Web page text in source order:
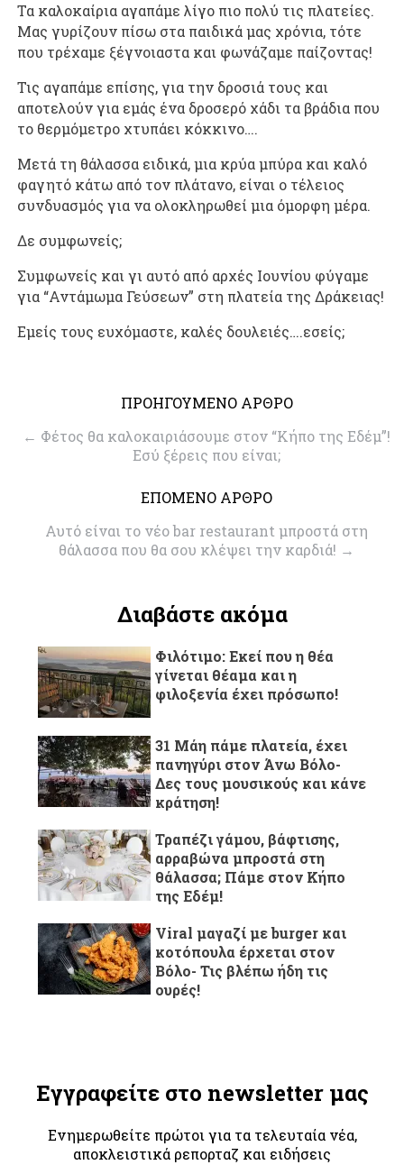
Τα καλοκαίρια αγαπάμε λίγο πιο πολύ τις πλατείες.
Μας γυρίζουν πίσω στα παιδικά μας χρόνια, τότε
που τρέχαμε ξέγνοιαστα και φωνάζαμε παίζοντας!
Τις αγαπάμε επίσης, για την δροσιά τους και
αποτελούν για εμάς ένα δροσερό χάδι τα βράδια που
το θερμόμετρο χτυπάει κόκκινο….
Μετά τη θάλασσα ειδικά, μια κρύα μπύρα και καλό
φαγητό κάτω από τον πλάτανο, είναι ο τέλειος
συνδυασμός για να ολοκληρωθεί μια όμορφη μέρα.
Δε συμφωνείς;
Συμφωνείς και γι αυτό από αρχές Ιουνίου φύγαμε
για “Αντάμωμα Γεύσεων” στη πλατεία της Δράκειας!
Εμείς τους ευχόμαστε, καλές δουλειές….εσείς;
ΠΡΟΗΓΟΥΜΕΝΟ ΑΡΘΡΟ
← Φέτος θα καλοκαιριάσουμε στον “Κήπο της Εδέμ”!
Eσύ ξέρεις που είναι;
ΕΠΟΜΕΝΟ ΑΡΘΡΟ
Αυτό είναι το νέο bar restaurant μπροστά στη
θάλασσα που θα σου κλέψει την καρδιά! →
Διαβάστε ακόμα
Φιλότιμο: Εκεί που η θέα
γίνεται θέαμα και η
φιλοξενία έχει πρόσωπο!
31 Μάη πάμε πλατεία, έχει
πανηγύρι στον Άνω Βόλο-
Δες τους μουσικούς και κάνε
κράτηση!
Τραπέζι γάμου, βάφτισης,
αρραβώνα μπροστά στη
θάλασσα; Πάμε στον Κήπο
της Εδέμ!
Viral μαγαζί με burger και
κοτόπουλα έρχεται στον
Βόλο- Τις βλέπω ήδη τις
ουρές!
Εγγραφείτε στο newsletter μας
Ενημερωθείτε πρώτοι για τα τελευταία νέα,
αποκλειστικά ρεπορταζ και ειδήσεις